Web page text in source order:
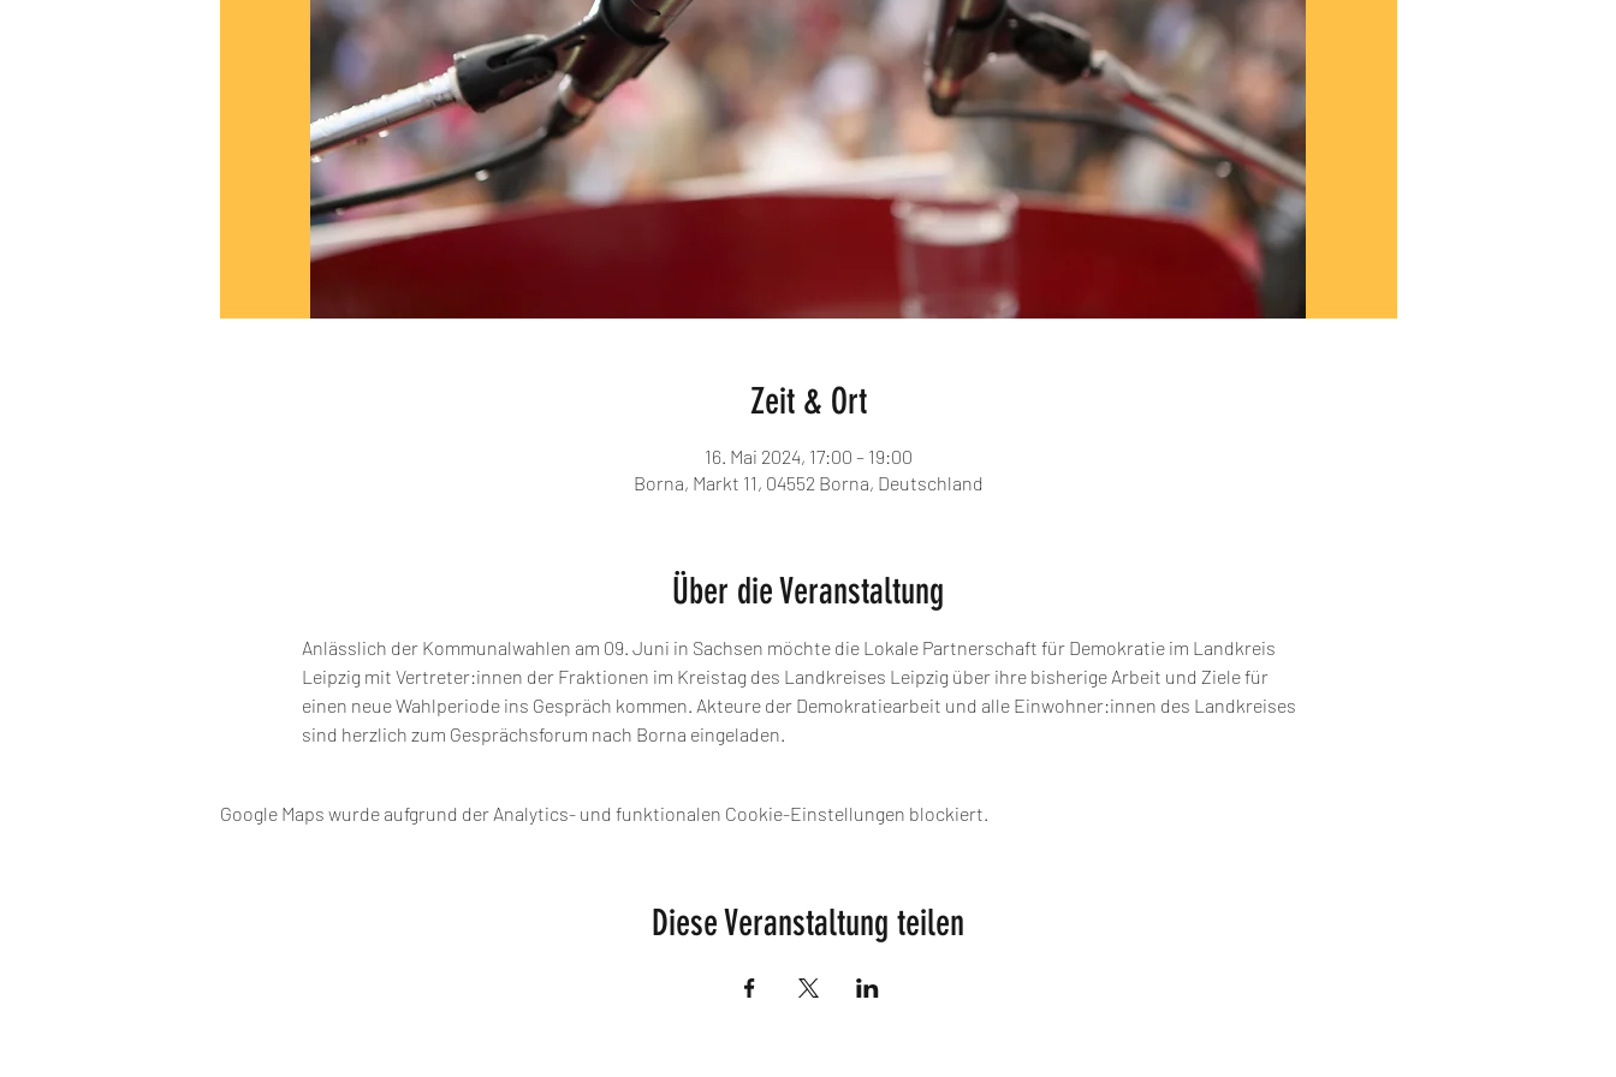
Zeit & Ort
16. Mai 2024, 17:00 – 19:00
Borna, Markt 11, 04552 Borna, Deutschland
Über die Veranstaltung
Anlässlich der Kommunalwahlen am 09. Juni in Sachsen möchte die Lokale Partnerschaft für Demokratie im Landkreis
Leipzig mit Vertreter:innen der Fraktionen im Kreistag des Landkreises Leipzig über ihre bisherige Arbeit und Ziele für
einen neue Wahlperiode ins Gespräch kommen. Akteure der Demokratiearbeit und alle Einwohner:innen des Landkreises
sind herzlich zum Gesprächsforum nach Borna eingeladen.
Google Maps wurde aufgrund der Analytics- und funktionalen Cookie-Einstellungen blockiert.
Diese Veranstaltung teilen